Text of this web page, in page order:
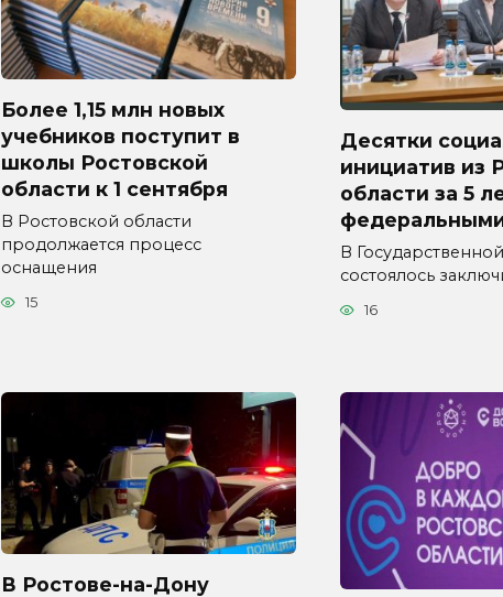
Более 1,15 млн новых
учебников поступит в
школы Ростовской
области к 1 сентября
В Ростовской области
продолжается процесс
оснащения
15
Десятки
инициатив из
области за 5
В
состоялось
16
В Ростове-на-Дону